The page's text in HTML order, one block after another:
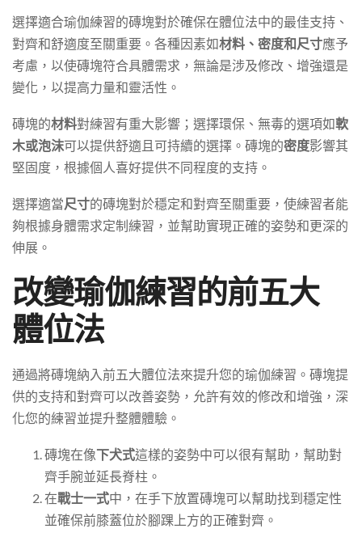
選擇適合瑜伽練習的磚塊對於確保在體位法中的最佳支持、
對齊和舒適度至關重要。各種因素如材料、密度和尺寸應予
考慮，以使磚塊符合具體需求，無論是涉及修改、增強還是
變化，以提高力量和靈活性。
磚塊的材料對練習有重大影響；選擇環保、無毒的選項如軟
木或泡沫可以提供舒適且可持續的選擇。磚塊的密度影響其
堅固度，根據個人喜好提供不同程度的支持。
選擇適當尺寸的磚塊對於穩定和對齊至關重要，使練習者能
夠根據身體需求定制練習，並幫助實現正確的姿勢和更深的
伸展。
改變瑜伽練習的前五大
體位法
通過將磚塊納入前五大體位法來提升您的瑜伽練習。磚塊提
供的支持和對齊可以改善姿勢，允許有效的修改和增強，深
化您的練習並提升整體體驗。
磚塊在像下犬式這樣的姿勢中可以很有幫助，幫助對
齊手腕並延長脊柱。
在戰士一式中，在手下放置磚塊可以幫助找到穩定性
並確保前膝蓋位於腳踝上方的正確對齊。